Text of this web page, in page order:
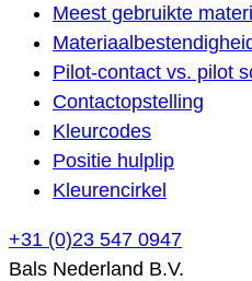
Meest gebruikte
Pilot-contact vs. pilot
Contactopstelling
Kleurcodes
Positie hulplip
Kleurencirkel
+31 (0)23 547 0947
Bals Nederland B.V.